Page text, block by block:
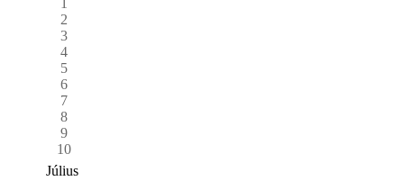
2
3
4
5
6
7
8
9
10
Július